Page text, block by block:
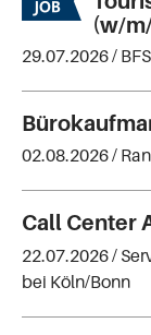
(w/
29.07.2026 /
02.08.2026 /
Call Center
22.07.2026 /
bei Köln/Bonn